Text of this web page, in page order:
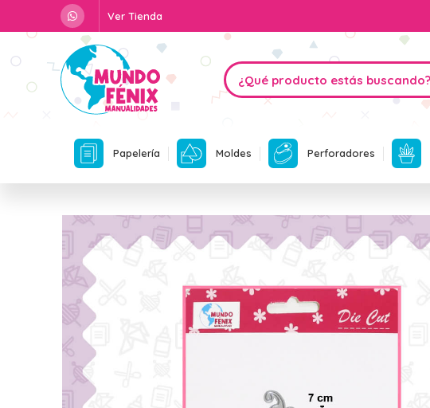
Ver Tienda
Papelería Moldes Perforadores